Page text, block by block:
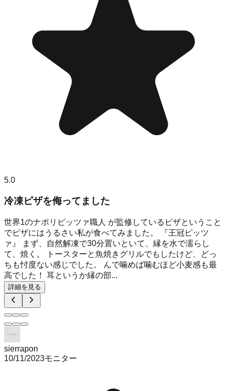
5.0
冷凍ピザを侮ってました
世界1のナポリピッツァ職人 が監修しているピザということ
でピザにはうるさい私が食べてみました。 『王冠ピッツ
ァ』 まず、自然解凍で30分置いといて、縁を水で濡らし
て、焼く。 トースターと魚焼きグリルでもしたけど、どっ
ちも忖度ない感じでした。 んで噛めば噛むほど小麦感も最
高でした！ 耳というか縁の部...
詳細を見る
sierrapon
10/11/2023モニター